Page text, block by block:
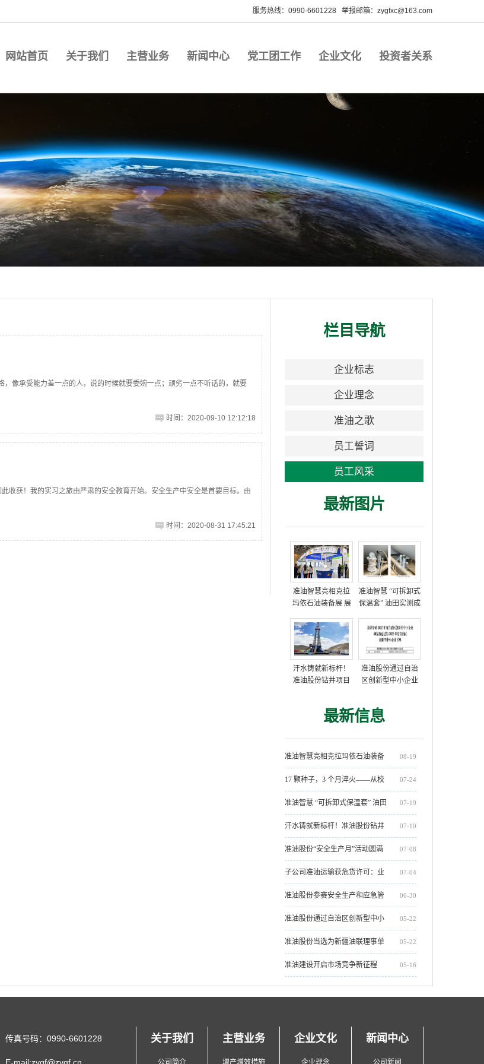
服务热线：0990-6601228 举报邮箱：zygfxc@163.com
网站首页 关于我们 主营业务 新闻中心 党工团工作 企业文化 投资者关系
像承受能力差一点的人，说的时候就要委婉一点；顽劣一点不听话的，就要
时间：2020-09-10 12:12:18
收获！我的实习之旅由严肃的安全教育开始。安全生产中安全是首要目标。由
时间：2020-08-31 17:45:21
栏目导航
企业标志
企业理念
准油之歌
员工誓词
员工风采
最新图片
准油智慧亮相克拉
玛依石油装备展 展
案
准油智慧 “可拆卸式
保温套” 油田实测成
汗水铸就新标杆！
准油股份钻井项目
准油股份通过自治
区创新型中小企业
最新信息
08-19
准油智慧亮相克拉玛依石油装备
展 展示多项油田技术方案 07-24
17 颗种子，3 个月淬火——从校
园到油田，准油股份 2025 届新员
工开启人生新章
07-19
准油智慧 “可拆卸式保温套” 油田
实测成功，获高度评价 07-10
汗水铸就新标杆！准油股份钻井
项目部创单日进尺712米新纪录 07-08
准油股份“安全生产月”活动圆满
收官 07-04
子公司准油运输获危货许可：业
务整合助力油服主业发展 06-30
准油股份参赛安全生产和应急管
理知识讲解大赛，两项作品摘得
荣誉
05-22
准油股份通过自治区创新型中小
企业复核 05-22
准油股份当选为新疆油联理事单
位 05-16
准油建设开启市场竞争新征程
传真号码：0990-6601228 关于我们
公司简介
主营业务
增产增效措施
企业文化
企业理念
新闻中心
公司新闻